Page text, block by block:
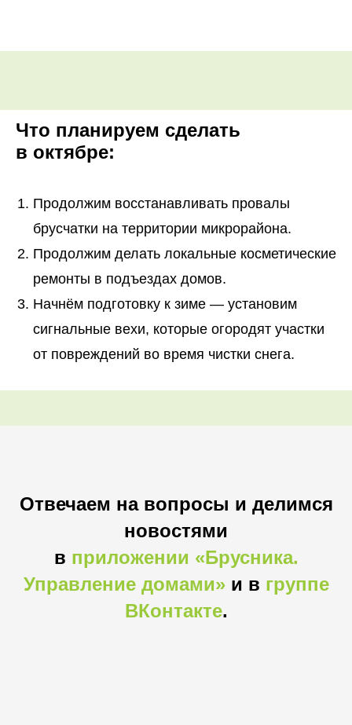
Что планируем сделать
в октябре:
Продолжим восстанавливать провалы
брусчатки на территории микрорайона.
Продолжим делать локальные косметические
ремонты в подъездах домов.
Начнём подготовку к зиме — установим
сигнальные вехи, которые огородят участки
от повреждений во время чистки снега.
Отвечаем на вопросы и делимся
новостями
в приложении «Брусника.
Управление домами» и в группе
ВКонтакте.